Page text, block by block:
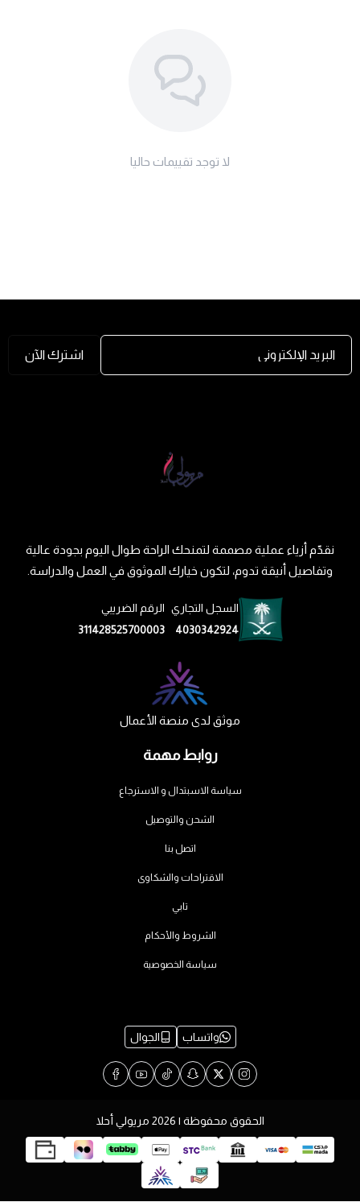
لا توجد تقييمات حاليا
البريد الإلكتروني
اشترك الآن
روابط مهمة
سياسة الاسبتدال و الاسترجاع
الشحن والتوصيل
اتصل بنا
الاقتراحات والشكاوى
تابي
الشروط والأحكام
سياسة الخصوصية
نقدّم أزياء عملية مصممة لتمنحك الراحة طوال اليوم بجودة عالية
وتفاصيل أنيقة تدوم، لتكون خيارك الموثوق في العمل والدراسة.
السجل التجاري
4030342924
الرقم الضريبي
311428525700003
موثق لدى منصة الأعمال
واتساب الجوال
الحقوق محفوظة | 2026 مريولي أحلا